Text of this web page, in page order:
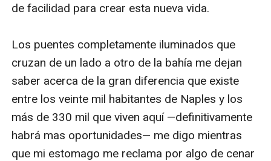
de facilidad para crear esta nueva vida.
Los puentes completamente iluminados que
cruzan de un lado a otro de la bahía me dejan
saber acerca de la gran diferencia que existe
entre los veinte mil habitantes de Naples y los
más de 330 mil que viven aquí —definitivamente
habrá mas oportunidades— me digo mientras
que mi estomago me reclama por algo de cenar